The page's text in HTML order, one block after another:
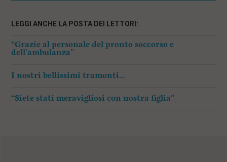
LEGGI ANCHE LA POSTA DEI LETTORI:
“Grazie al personale del pronto soccorso e
dell’ambulanza”
I nostri bellissimi tramonti…
“Siete stati meravigliosi con nostra figlia”